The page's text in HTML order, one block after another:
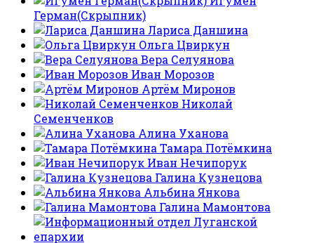
Герман(Скрыпник)
Лариса Даншина
Ольга Цвиркун
Вера Селуянова
Иван Морозов
Артём Миронов
Николай
Семенченков
Алина Уханова
Тамара Потёмкина
Иван Нечипорук
Галина Кузнецова
Альбина Янкова
Галина Мамонтова